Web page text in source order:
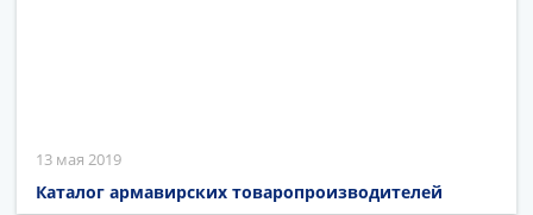
13 мая 2019
Каталог армавирских товаропроизводителей